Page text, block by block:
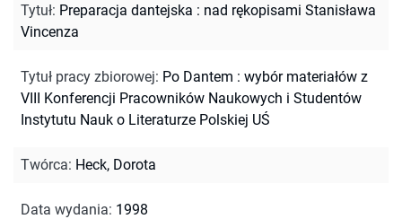
Tytuł: Preparacja dantejska : nad rękopisami Stanisława
Vincenza
Tytuł pracy zbiorowej: Po Dantem : wybór materiałów z
VIII Konferencji Pracowników Naukowych i Studentów
Instytutu Nauk o Literaturze Polskiej UŚ
Twórca: Heck, Dorota
Data wydania: 1998